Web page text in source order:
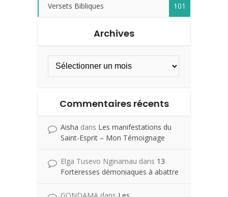
Versets Bibliques 101
Archives
Commentaires récents
Aisha dans Les manifestations du
Saint-Esprit – Mon Témoignage
Elga Tusevo Nginamau dans 13
Forteresses démoniaques à abattre